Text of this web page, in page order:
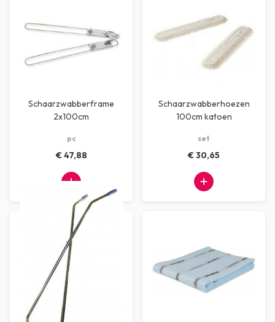
Schaarzwabberframe
2x100cm
pc
€ 47,88
Schaarzwabberhoezen
100cm katoen
set
€ 30,65